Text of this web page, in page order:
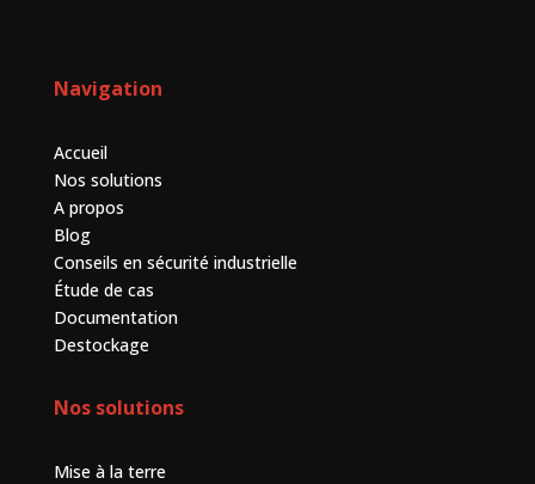
Navigation
Accueil
Nos solutions
A propos
Blog
Conseils en sécurité industrielle
Étude de cas
Documentation
Destockage
Nos solutions
Mise à la terre